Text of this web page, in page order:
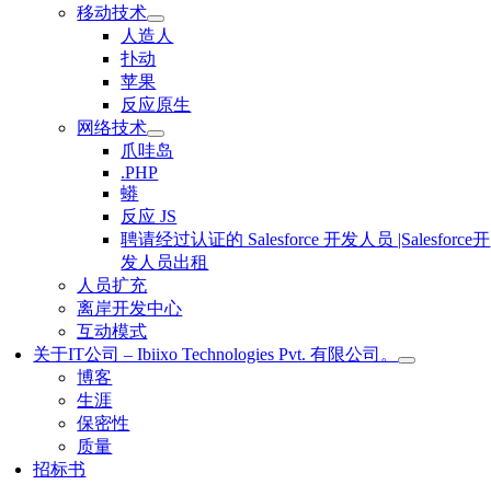
移动技术
人造人
扑动
苹果
反应原生
网络技术
爪哇岛
.PHP
蟒
反应 JS
聘请经过认证的 Salesforce 开发人员 |Salesforce开
发人员出租
人员扩充
离岸开发中心
互动模式
关于IT公司 – Ibiixo Technologies Pvt. 有限公司。
博客
生涯
保密性
质量
招标书